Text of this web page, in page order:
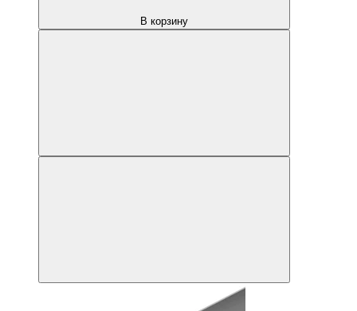
В корзину